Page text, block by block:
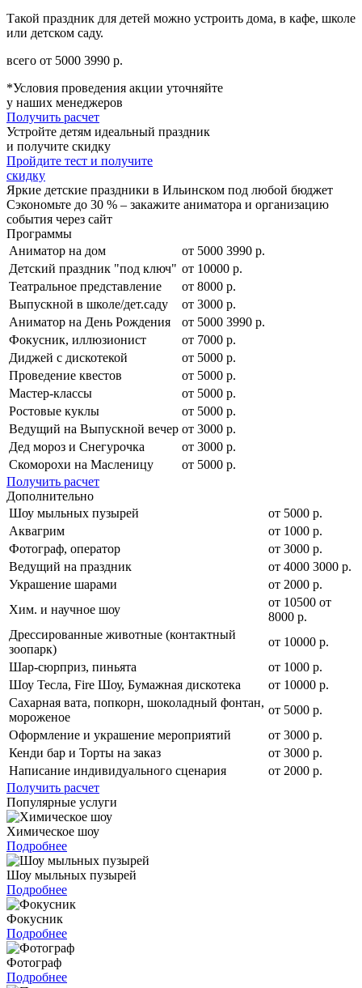
Такой праздник для детей можно устроить дома, в кафе, школе
или детском саду.
всего от 5000 3990 р.
*Условия проведения акции уточняйте
у наших менеджеров
Получить расчет
Устройте детям идеальный праздник
и получите скидку
Пройдите тест и получите
скидку
Яркие детские праздники в Ильинском под любой бюджет
Сэкономьте до 30 % – закажите аниматора и организацию
события через сайт
Программы
Аниматор на дом
от 5000 3990 р.
Детский праздник "под ключ" от 10000 р.
Театральное представление
от 8000 р.
Выпускной в школе/дет.саду
от 3000 р.
Аниматор на День Рождения
от 5000 3990 р.
Фокусник, иллюзионист
от 7000 р.
Диджей с дискотекой
от 5000 р.
Проведение квестов
от 5000 р.
Мастер-классы
от 5000 р.
Ростовые куклы
от 5000 р.
Ведущий на Выпускной вечер от 3000 р.
Дед мороз и Снегурочка
от 3000 р.
Скоморохи на Масленицу
от 5000 р.
Получить расчет
Дополнительно
Шоу мыльных пузырей
от 5000 р.
Аквагрим
от 1000 р.
Фотограф, оператор
от 3000 р.
Ведущий на праздник
от 4000 3000 р.
Украшение шарами
от 2000 р.
Хим. и научное шоу
от 10500 от
8000 р.
Дрессированные животные (контактный
зоопарк)
от 10000 р.
Шар-сюрприз, пиньята
от 1000 р.
Шоу Тесла, Fire Шоу, Бумажная дискотека
от 10000 р.
Сахарная вата, попкорн, шоколадный фонтан,
мороженое
от 5000 р.
Оформление и украшение мероприятий
от 3000 р.
Кенди бар и Торты на заказ
от 3000 р.
Написание индивидуального сценария
от 2000 р.
Получить расчет
Популярные услуги
Химическое шоу
Подробнее
Шоу мыльных пузырей
Подробнее
Фокусник
Подробнее
Фотограф
Подробнее